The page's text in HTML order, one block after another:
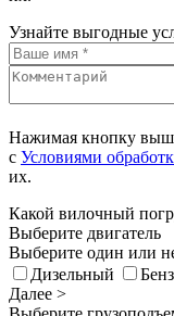
Узнайте выгодные
Нажимая кнопку
с Условиями
их.
Какой вилочный
Выберите двигатель
Выберите один или
Дизельный
Далее >